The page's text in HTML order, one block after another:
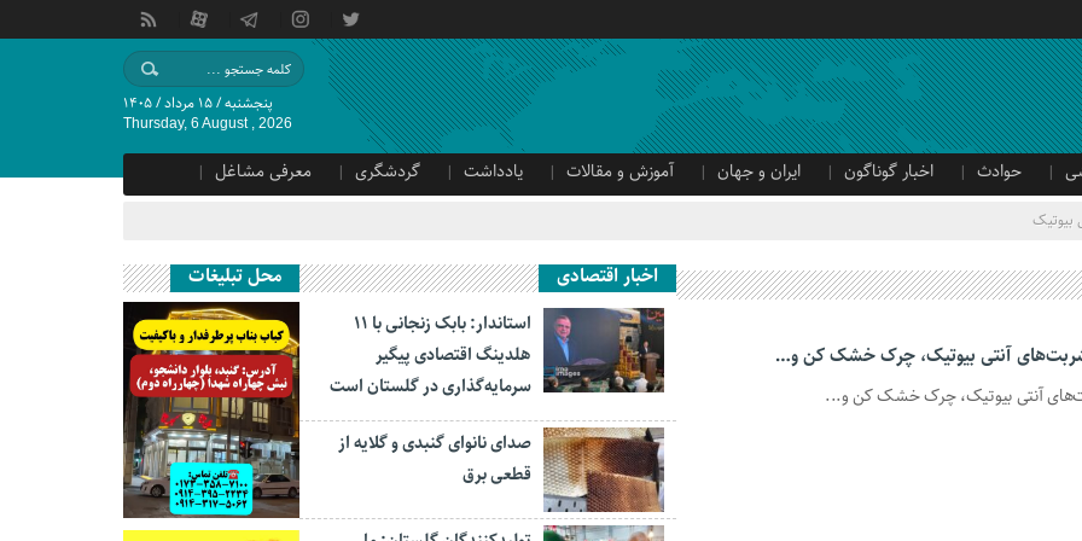
پنجشنبه / ۱۵ مرداد / ۱۴۰۵
Thursday, 6 August , 2026
حوادث اخبار گوناگون ایران و جهان آموزش و مقالات یادداشت گردشگری
معرفی مشاغل
بیوتیک
آنتی بیوتیک، چرک خشک کن و…
آنتی بیوتیک، چرک خشک کن و...
اخبار اقتصادی
استاندار: بابک زنجانی با ۱۱
هلدینگ اقتصادی پیگیر
سرمایه‌گذاری در گلستان است
صدای نانوای گنبدی و گلایه از
قطعی برق
محل تبلیغات